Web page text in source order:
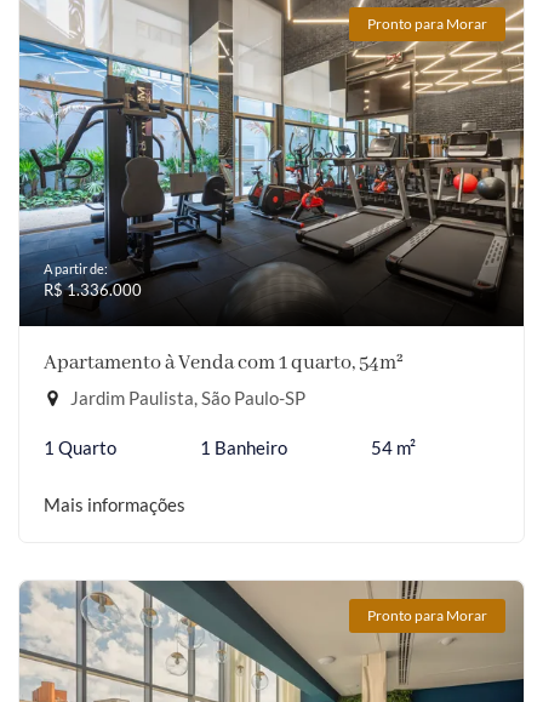
Pronto para Morar
A partir de:
R$ 1.336.000
Apartamento à Venda com 1 quarto, 54m²
Jardim Paulista, São Paulo-SP
1 Quarto 1 Banheiro 54 m²
Mais informações
Pronto para Morar